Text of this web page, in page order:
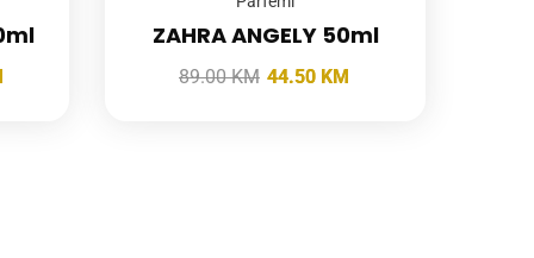
ZAHRA ANGELY 50ml
89.00KM 44.50 KM